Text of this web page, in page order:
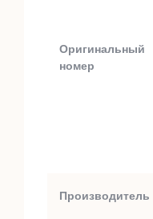
Оригинальный
номер
Производитель